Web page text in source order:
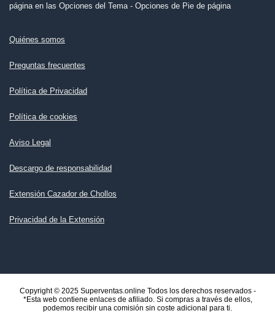
página en las Opciones del Tema - Opciones de Pie de página
Quiénes somos
Preguntas frecuentes
Política de Privacidad
Política de cookies
Aviso Legal
Descargo de responsabilidad
Extensión Cazador de Chollos
Privacidad de la Extensión
Copyright © 2025 Superventas.online Todos los derechos reservados -
*Esta web contiene enlaces de afiliado. Si compras a través de ellos,
podemos recibir una comisión sin coste adicional para ti.